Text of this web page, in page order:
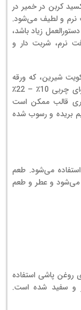
کربن در خمیر در
نرم و لطیف می‌شود.
زیاد باشد،
نرم، شربت دار و
شیرین، که ورقه
ورقه شده و برش خورده‌اند، دارای محتوای چربی 10٪ – 22٪
قالب ممکن است
سیم بریده و رسوب شده
می‌شود. طعم
می‌شود و عطر و طعم
روغن پاشی استفاده
و سفید شده است.